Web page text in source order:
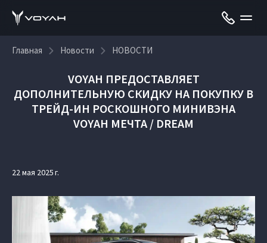
Главная Новости НОВОСТИ
VOYAH ПРЕДОСТАВЛЯЕТ
ДОПОЛНИТЕЛЬНУЮ СКИДКУ НА ПОКУПКУ В
ТРЕЙД-ИН РОСКОШНОГО МИНИВЭНА
VOYAH МЕЧТА / DREAM
22 мая 2025 г.